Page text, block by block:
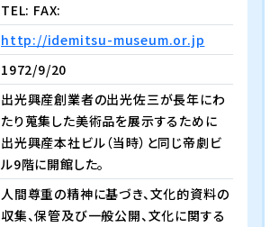
TEL: FAX:
http://idemitsu-museum.or.jp
1972/9/20
出光興産創業者の出光佐三が長年にわ
たり蒐集した美術品を展示するために
出光興産本社ビル（当時）と同じ帝劇ビ
ル9階に開館した。
人間尊重の精神に基づき、文化的資料の
収集、保管及び一般公開、文化に関する